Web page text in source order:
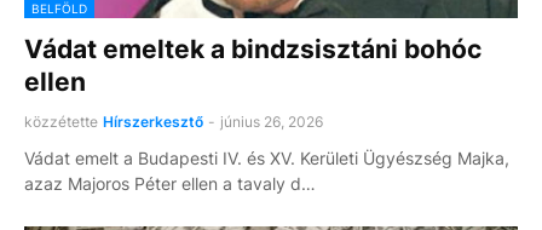
BELFÖLD
Vádat emeltek a bindzsisztáni bohóc
ellen
közzétette Hírszerkesztő - június 26, 2026
Vádat emelt a Budapesti IV. és XV. Kerületi Ügyészség Majka,
azaz Majoros Péter ellen a tavaly d…